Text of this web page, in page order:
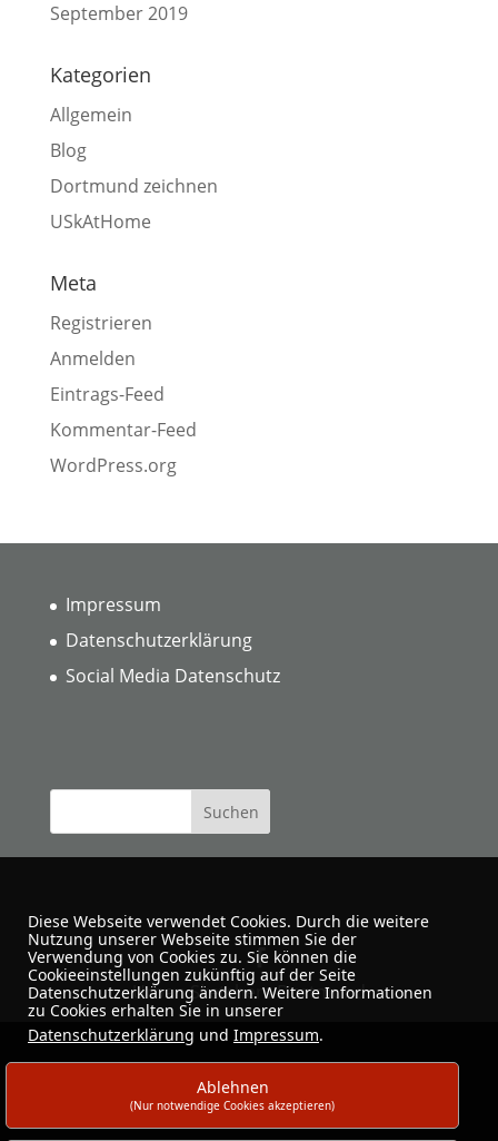
September 2019
Kategorien
Allgemein
Blog
Dortmund zeichnen
USkAtHome
Meta
Registrieren
Anmelden
Eintrags-Feed
Kommentar-Feed
WordPress.org
Impressum
Datenschutzerklärung
Social Media Datenschutz
Urban Sketchers Dortmund
Diese Webseite verwendet Cookies. Durch die weitere
Nutzung unserer Webseite stimmen Sie der
Verwendung von Cookies zu. Sie können die
Cookieeinstellungen zukünftig auf der Seite
Datenschutzerklärung ändern. Weitere Informationen
zu Cookies erhalten Sie in unserer
Datenschutzerklärung und Impressum.
Ablehnen
(Nur notwendige Cookies akzeptieren)